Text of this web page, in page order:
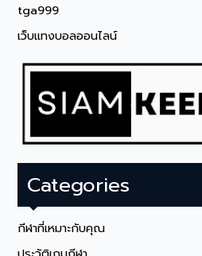
tga999
เว็บแทงบอลออนไลน์
Categories
กีฬาที่เหมาะกับคุณ